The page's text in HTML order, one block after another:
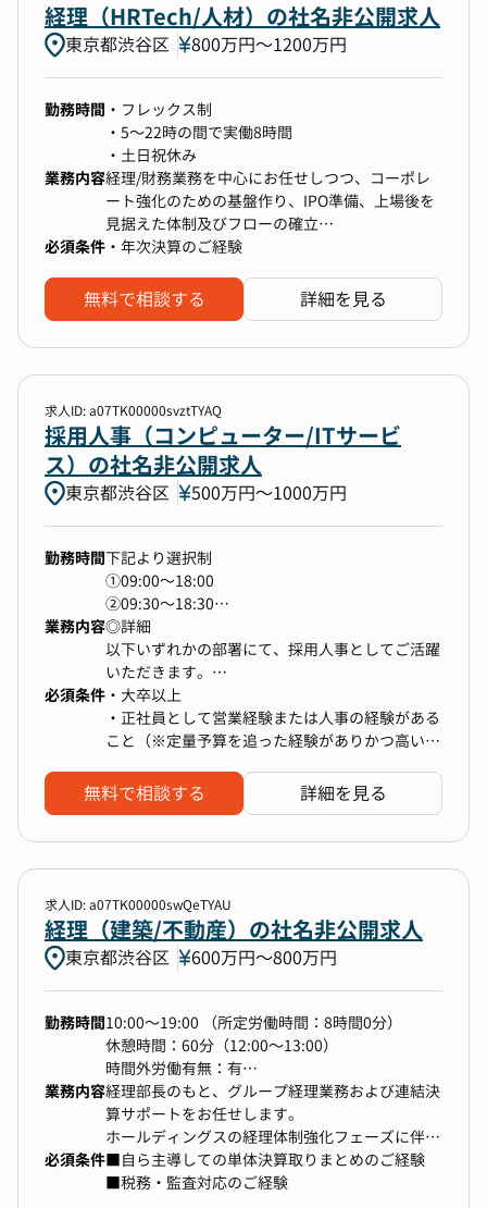
【入社6ヶ月〜1年でお任せしたいテーマ】
・採用計画の精度向上と要件定義の仕組み化
・難易度の高いポジションの母集団形成・クロー
・採用広報・採用ブランドの再構築
・AI活用を前提とした採用プロセスの抜本的アッ
プデート
・“採用起点で事業成長をつくる”状態の実現
■得られるキャリア
─────────────────────
採用責任者候補として経験を積むことで、以下の
ようなキャリアパスが開けます。
・多事業を横断する「グループHR」としての視
点が身につく
業を展開しているため、
単一事業の採用にとどまらず、“ホールディング
スの採用責任者”的な経験を積むことができま
す。
・幅広い採用領域で専門性を磨ける
難易度の高いポジション採用から、採用広報、デ
ータ活用、AIを用いた業務効率化まで、
Tech×HRの先端領域で施策の幅と深さを経験で
きる環境があります。
・チームづくりに挑戦できる
採用チームの立ち上げ・仕組み化・役割分担設計
など、チームで成果を出すための基盤づくりに携
われます。
■部署について
─────────────────────
所属：コーポレート本部 HR部
現在のHR部は3名体制で、それぞれの強みを活か
・現行制度に関する課題の抽出および社内ヒアリ
ング・他社事例などの情報収集
・人事企画・事業部門との連携による改善提案の
立案・制度改定案の策定
・制度変更に向けた関係者調整・導入プロセスの
マネジメント
【報酬制度の企画・設計】
・評価結果や役職登用に連動した報酬体系の設
計・見直し
の策定
・社内公平性と外部競合性を考慮した報酬水準の
・昇給、昇格、賞与などにおける報酬反映プロセ
スの設計・実行
・評価結果との連動性を担保した報酬決定ルール
の整備・運用
【報酬制度改善・導入プロジェクト】
・現行報酬制度に関する課題抽出と改善策の検討
・評価登用やHRBPとの連携による制度改定案の
立案
・新制度導入に向けた関係者調整および導入プロ
セスの推進
【役職登用・社員区分変更】
接日程調整およびスケジュール管理
・各種登用プロセスの進行管理および課題把握、
【組織構成】
本ポジションは、CHRO室の中の戦略人事部門に
属し、「等級・評価・報酬制度」を担当します。
本部内のHRBP複数名と共に業務を進めていきま
す。
経理（HRTech/人材）の社名非公開求人
東京都渋谷区 800万円〜1200万円
勤務時間 ・フレックス制
・5～22時の間で実働8時間
・土日祝休み
業務内容経理/財務業務を中心にお任せしつつ、コーポレ
ート強化のための基盤作り、IPO準備、上場後を
見据えた体制及びフローの確立
・資金繰り（銀行対応等）
・決算開示業務（開示書類作成等）
・会計ソフトへの仕訳入力
・入出金管理（支払業務、請求書処理など）
・経費精算、その他、経理/財務に関わる業務の
推進をお願い致します。
必須条件 ・年次決算のご経験
無料で相談する 詳細を見る
求人ID: a07TK00000svztTYAQ
採用人事（コンピューター/ITサービ
ス）の社名非公開求人
東京都渋谷区 500万円〜1000万円
勤務時間下記より選択制
①09:00～18:00
②09:30～18:30
③10:00～19:00
※所定労働時間8時間／休憩1時間
※フレックスタイム制：無
業務内容◎詳細
以下いずれかの部署にて、採用人事としてご活躍
いただきます。
1) IT・人材・医療関連の多角化企業 新卒採用担
当
2）IT・人材・医療関連の多角化企業 中途採用担
3）ITエンジニア・クリエイター専門エージェン
ト エンジニア採用担当
<具体的な業務内容>
・採用戦略・ブランディング
└経営層と連携し、人材要件に基づいた採用戦略
策定
└採用マーケティング視点でのSTP整理、ターゲ
ティング、競合分析
└TVCM・WEB広告・SNSを活用した大規模プロ
モーション設計の実行
└志望度向上のためのタッチポイント設計（説明
会/面談/懇親イベントなど）
・採用計画・チャネル運用
└採用目標から逆算したKPIの設定、進捗管理・
必須条件 ・大卒以上
・正社員として営業経験または人事の経験がある
こと（※定量予算を追った経験がありかつ高い目
無料で相談する 詳細を見る
求人ID: a07TK00000swQeTYAU
経理（建築/不動産）の社名非公開求人
東京都渋谷区 600万円〜800万円
勤務時間10:00～19:00 （所定労働時間：8時間0分）
休憩時間：60分（12:00～13:00）
時間外労働有無：有
＜その他就業時間補足＞
■想定残業：約40時間/月
業務内容経理部長のもと、グループ経理業務および連結決
算サポートをお任せします。
ホールディングスの経理体制強化フェーズに伴う
増員募集です。
必須条件■自ら主導しての単体決算取りまとめのご経験
■税務・監査対応のご経験